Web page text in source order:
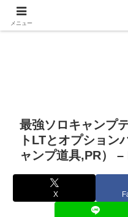
最強ソロキャンプ
トLTとオプション
ャンプ道具,PR）
X
メニュー